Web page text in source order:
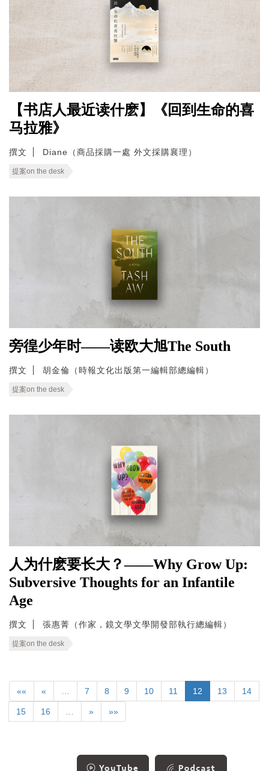
【书店人最近读什麽】《回到生命的喜
马拉雅》
撰文 Diane（商品採購一處 外文採購襄理）
提案on the desk
旁徨少年时——读欧大旭The South
撰文 胡金倫（時報文化出版第一編輯部總編輯）
提案on the desk
人为什麽要长大？——Why Grow Up:
Subversive Thoughts for an Infantile
Age
撰文 張惠菁（作家，鏡文學文學開發部執行總編輯）
提案on the desk
«« « 7 8 9 10 11 12 13 14
15 16 » »»